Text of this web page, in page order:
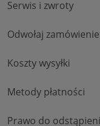
Serwis i zwroty
Odwołaj zamówienie
Koszty wysyłki
Metody płatności
Prawo do